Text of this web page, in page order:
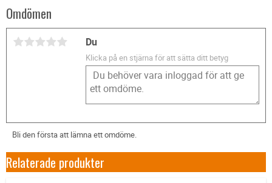
Omdömen
Du
Klicka på en stjärna för att sätta ditt betyg
Bli den första att lämna ett omdöme.
Relaterade produkter